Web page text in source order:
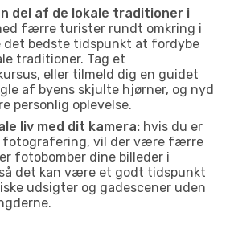
del af de lokale traditioner i
færre turister rundt omkring i
det bedste tidspunkt at fordybe
traditioner. Tag et
eller tilmeld dig en guidet
af byens skjulte hjørner, og nyd
personlig oplevelse.
liv med dit kamera: hvis du er
fotografering, vil der være færre
fotobomber dine billeder i
det kan være et godt tidspunkt
udsigter og gadescener uden